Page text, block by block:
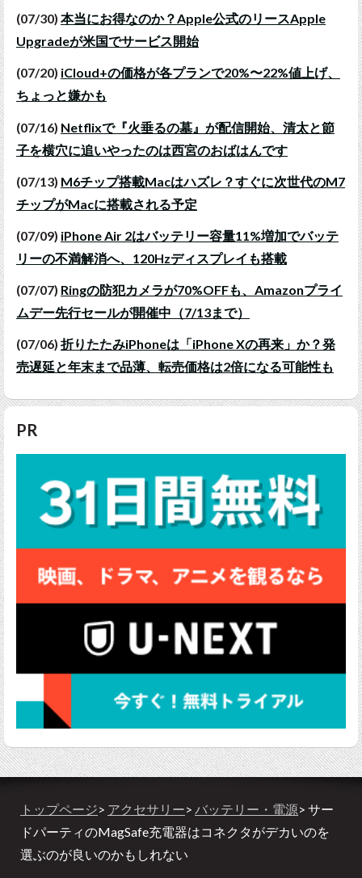
(07/30) 本当にお得なのか？Apple公式のリースApple
Upgradeが米国でサービス開始
(07/20) iCloud+の価格が各プランで20%〜22%値上げ、
ちょっと嫌かも
(07/16) Netflixで『火垂るの墓』が配信開始、清太と節
子を横穴に追いやったのは西宮のおばはんです
(07/13) M6チップ搭載Macはハズレ？すぐに次世代のM7
チップがMacに搭載される予定
(07/09) iPhone Air 2はバッテリー容量11%増加でバッテ
リーの不満解消へ、120Hzディスプレイも搭載
(07/07) Ringの防犯カメラが70%OFFも、Amazonプライ
ムデー先行セールが開催中（7/13まで）
(07/06) 折りたたみiPhoneは「iPhone Xの再来」か？発
売遅延と年末まで品薄、転売価格は2倍になる可能性も
PR
トップページ> アクセサリー> バッテリー・電源> サー
ドパーティのMagSafe充電器はコネクタがデカいのを
選ぶのが良いのかもしれない